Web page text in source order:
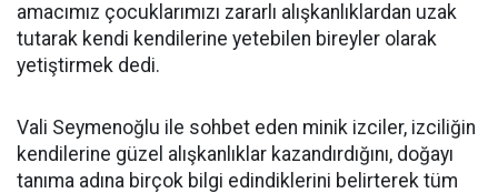
amacımız çocuklarımızı zararlı alışkanlıklardan uzak
tutarak kendi kendilerine yetebilen bireyler olarak
yetiştirmek dedi.
Vali Seymenoğlu ile sohbet eden minik izciler, izciliğin
kendilerine güzel alışkanlıklar kazandırdığını, doğayı
tanıma adına birçok bilgi edindiklerini belirterek tüm